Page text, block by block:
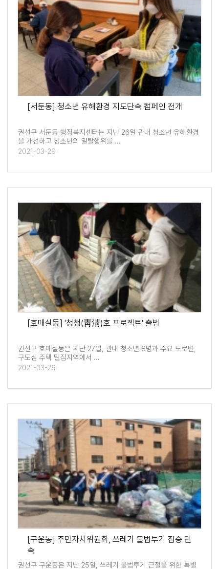
[서둔동] 청소년 유해환경 지도단속 캠페인 전개
권선구 서둔동 행정복지센터는 지난 26일 관내 청소년 유해환경
을 개선하고 청소년의 일탈행위를 …
2021-03-29
[호매실동] '청청(靑淸)호 프로젝트' 출범
권선구 호매실동은 지난 27일, 관내 청소년 8명과 주요 도로변,
구도심 주택 밀집지역에서 …
2021-03-29
[구운동] 주민자치위원회, 쓰레기 불법투기 집중 단
속
권선구 구운동은 지난 25일, 쓰레기 불법투기 근절을 위한 특별